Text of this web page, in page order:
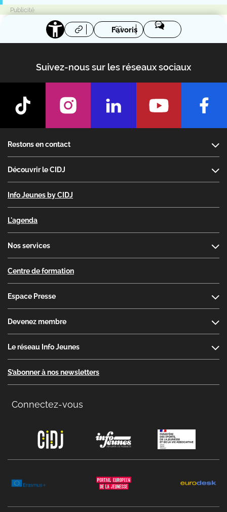
Favoris
Suivez-nous sur les réseaux sociaux
Restons en contact
Découvrir le CIDJ
Info Jeunes by CIDJ
L'agenda
Nos services
Centre de formation
Espace Presse
Devenez membre
Le réseau Info Jeunes
S’abonner à nos newsletters
Connectez-vous